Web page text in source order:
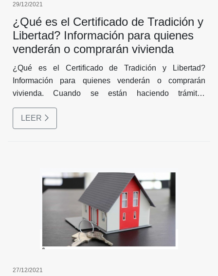
29/12/2021
¿Qué es el Certificado de Tradición y
Libertad? Información para quienes
venderán o comprarán vivienda
¿Qué es el Certificado de Tradición y Libertad?
Información para quienes venderán o comprarán
vivienda. Cuando se están haciendo trámites
relacionados con algún inmueble, este documento se
convierte en algo vital y aquí le explicaremos el por
qué.
LEER
27/12/2021